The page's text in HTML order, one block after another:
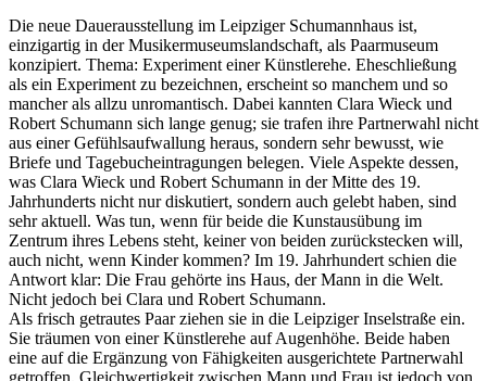
Die neue Dauerausstellung im Leipziger Schumannhaus ist,
einzigartig in der Musikermuseumslandschaft, als Paarmuseum
konzipiert. Thema: Experiment einer Künstlerehe. Eheschließung
als ein Experiment zu bezeichnen, erscheint so manchem und so
mancher als allzu unromantisch. Dabei kannten Clara Wieck und
Robert Schumann sich lange genug; sie trafen ihre Partnerwahl nicht
aus einer Gefühlsaufwallung heraus, sondern sehr bewusst, wie
Briefe und Tagebucheintragungen belegen. Viele Aspekte dessen,
was Clara Wieck und Robert Schumann in der Mitte des 19.
Jahrhunderts nicht nur diskutiert, sondern auch gelebt haben, sind
sehr aktuell. Was tun, wenn für beide die Kunstausübung im
Zentrum ihres Lebens steht, keiner von beiden zurückstecken will,
auch nicht, wenn Kinder kommen? Im 19. Jahrhundert schien die
Antwort klar: Die Frau gehörte ins Haus, der Mann in die Welt.
Nicht jedoch bei Clara und Robert Schumann.
Als frisch getrautes Paar ziehen sie in die Leipziger Inselstraße ein.
Sie träumen von einer Künstlerehe auf Augenhöhe. Beide haben
eine auf die Ergänzung von Fähigkeiten ausgerichtete Partnerwahl